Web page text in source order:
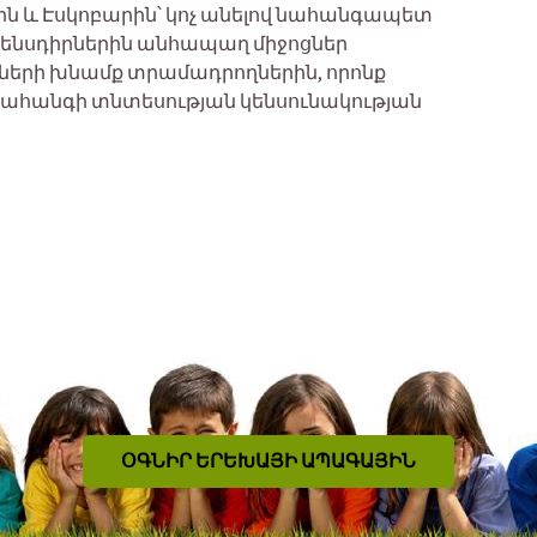
և Էսկոբարին՝ կոչ անելով նահանգապետ
անհապաղ միջոցներ
խնամք տրամադրողներին, որոնք
տնտեսության կենսունակության
ՕԳՆԻՐ ԵՐԵԽԱՅԻ ԱՊԱԳԱՅԻՆ